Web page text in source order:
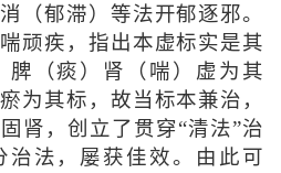
（郁滞）等法开郁逐邪。
顽疾，指出本虚标实是其
脾（痰）肾（喘）虚为其
为其标，故当标本兼治，
肾，创立了贯穿“清法”治
治法，屡获佳效。由此可